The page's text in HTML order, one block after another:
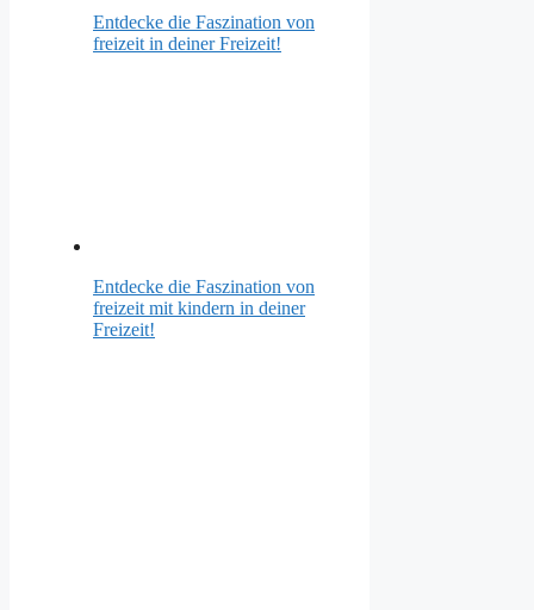
Entdecke die Faszination von
freizeit in deiner Freizeit!
Entdecke die Faszination von
freizeit mit kindern in deiner
Freizeit!